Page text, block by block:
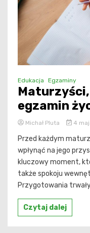
Edukacja Egzaminy
Maturzyści,
egzamin
Michał Pluta 4
Przed każdym
wpłynąć na jego
kluczowy moment,
także spokoju
Przygotowania
Czytaj dalej